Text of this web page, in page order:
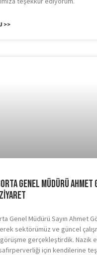
>>
Genel Müdürü Ahmet
Genel Müdürü Sayın Ahmet
sektörümüz ve güncel
gerçekleştirdik. Nazik
için kendilerine